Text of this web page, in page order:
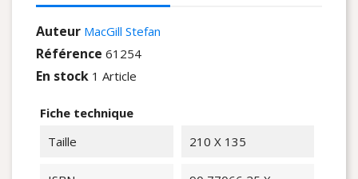
Auteur MacGill Stefan
Référence 61254
En stock 1 Article
Fiche technique
Taille
210 X 135